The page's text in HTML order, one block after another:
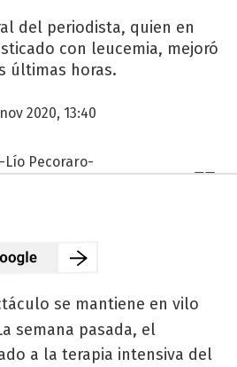
del periodista, quien en
con leucemia, mejoró
últimas horas.
2020, 13:40
se mantiene en vilo
semana pasada, el
a la terapia intensiva del